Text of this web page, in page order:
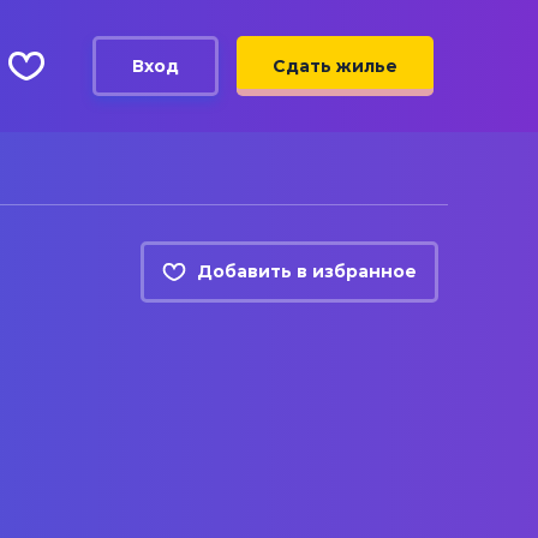
Вход Сдать жилье
Добавить в избранное